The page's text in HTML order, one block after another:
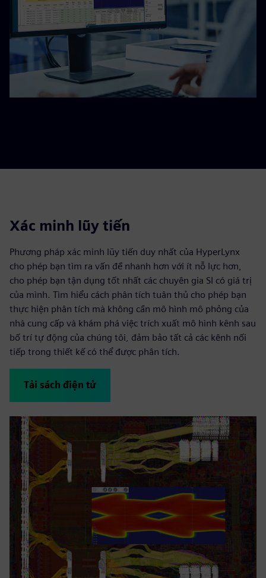
Xác minh lũy tiến
Phương pháp xác minh lũy tiến duy nhất của HyperLynx
cho phép bạn tìm ra vấn đề nhanh hơn với ít nỗ lực hơn,
cho phép bạn tận dụng tốt nhất các chuyên gia SI có giá trị
của mình. Tìm hiểu cách phân tích tuân thủ cho phép bạn
thực hiện phân tích mà không cần mô hình mô phỏng của
nhà cung cấp và khám phá việc trích xuất mô hình kênh sau
bố trí tự động của chúng tôi, đảm bảo tất cả các kênh nối
tiếp trong thiết kế có thể được phân tích.
Tải sách điện tử